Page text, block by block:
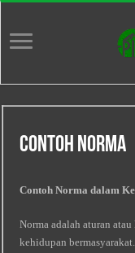
Contoh Norma
Contoh Norma dalam
Norma adalah aturan
kehidupan